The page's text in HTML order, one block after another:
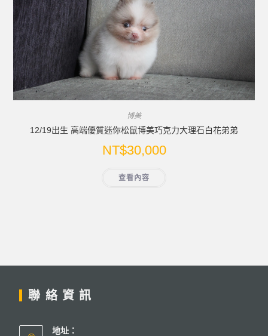
博美
12/19出生 高端優質迷你松鼠博美巧克力大理石白花弟弟
NT$30,000
查看內容
聯絡資訊
地址：